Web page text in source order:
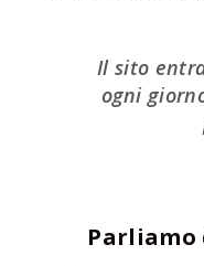
Il sito
ogni
Parliamo